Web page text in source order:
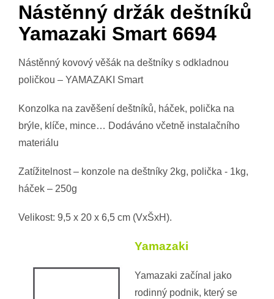
Nástěnný držák deštníků
Yamazaki Smart 6694
Nástěnný kovový věšák na deštníky s odkladnou
poličkou – YAMAZAKI Smart
Konzolka na zavěšení deštníků, háček, polička na
brýle, klíče, mince… Dodáváno včetně instalačního
materiálu
Zatížitelnost – konzole na deštníky 2kg, polička - 1kg,
háček – 250g
Velikost: 9,5 x 20 x 6,5 cm (VxŠxH).
Yamazaki
Yamazaki začínal jako
rodinný podnik, který se